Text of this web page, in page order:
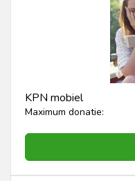
KPN mobiel
Maximum donatie: